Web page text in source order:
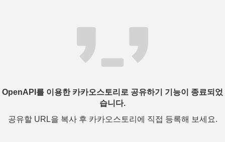
OpenAPI를 이용한 카카오스토리로 공유하기 기능이 종료되었
습니다.
공유할 URL을 복사 후 카카오스토리에 직접 등록해 보세요.